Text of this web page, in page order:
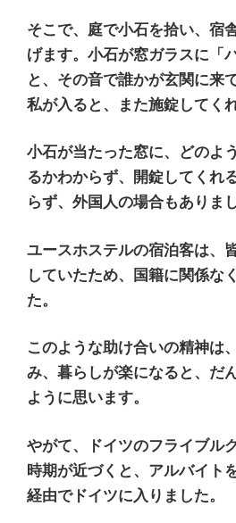
そこで、庭で小石を拾い、宿
げます。小石が窓ガラスに「
と、その音で誰かが玄関に来
私が入ると、また施錠してく
小石が当たった窓に、どのよ
るかわからず、開錠してくれ
らず、外国人の場合もありまし
ユースホステルの宿泊客は、
していたため、国籍に関係な
た。
このような助け合いの精神は
み、暮らしが楽になると、だ
ように思います。
やがて、ドイツのフライブル
時期が近づくと、アルバイト
経由でドイツに入りました。